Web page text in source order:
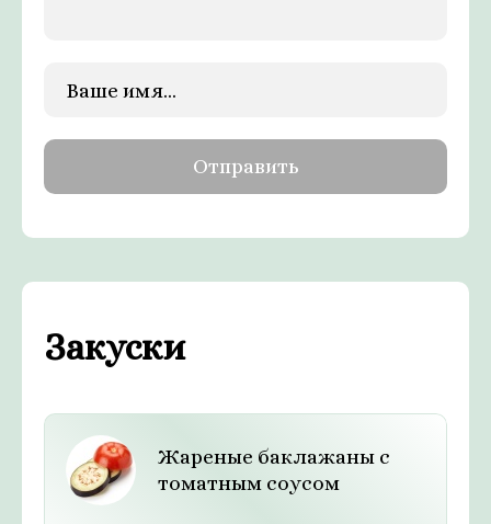
Закуски
Жареные баклажаны с
томатным соусом